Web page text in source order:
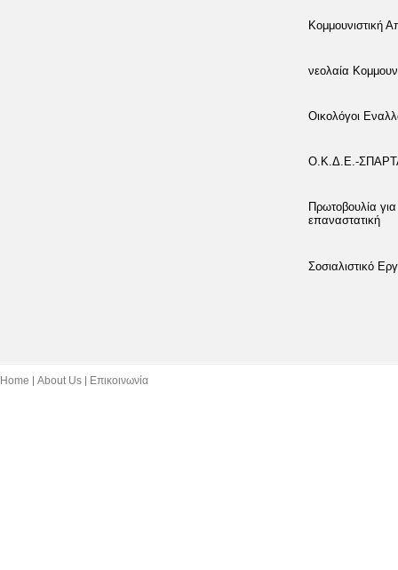
Κομμουνιστική
νεολαία
Οικολόγοι
Ο.Κ.Δ.Ε.-
Πρωτοβουλία
επαναστατική
Σοσιαλιστικό
Home About Us Επικοινωνία